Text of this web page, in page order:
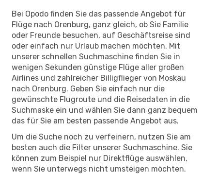
Bei Opodo finden Sie das passende Angebot für
Flüge nach Orenburg, ganz gleich, ob Sie Familie
oder Freunde besuchen, auf Geschäftsreise sind
oder einfach nur Urlaub machen möchten. Mit
unserer schnellen Suchmaschine finden Sie in
wenigen Sekunden günstige Flüge aller großen
Airlines und zahlreicher Billigflieger von Moskau
nach Orenburg. Geben Sie einfach nur die
gewünschte Flugroute und die Reisedaten in die
Suchmaske ein und wählen Sie dann ganz bequem
das für Sie am besten passende Angebot aus.
Um die Suche noch zu verfeinern, nutzen Sie am
besten auch die Filter unserer Suchmaschine. Sie
können zum Beispiel nur Direktflüge auswählen,
wenn Sie unterwegs nicht umsteigen möchten.